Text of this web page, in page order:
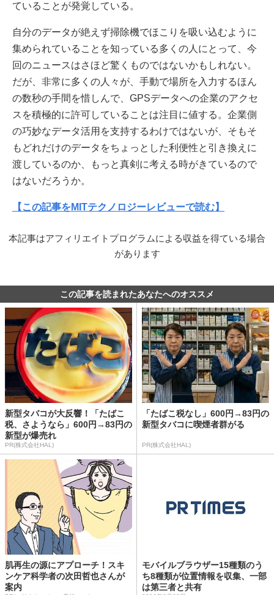
ていることが発覚している。
自分のデータが絶えず掃除機でほこりを吸い込むように
集められていることを知っている多くの人にとって、今
回のニュースはさほど驚くものではないかもしれない。
だが、非常に多くの人々が、手動で場所を入力するほん
の数秒の手間を惜しんで、GPSデータへの企業のアクセ
スを積極的に許可していることは注目に値する。企業側
の巧妙なデータ活用を支持するわけではないが、そもそ
もどれだけのデータをちょっとした利便性と引き換えに
渡しているのか、もっと真剣に考える時がきているので
はないだろうか。
【この記事をMITテクノロジーレビューで読む】
本記事はアフィリエイトプログラムによる収益を得ている場合
があります
この記事を読まれたあなたへのオススメ
新型タバコが大反響！「たばこ
税、さようなら」600円→83円の
新型が爆売れ
PR(株式会社HAL)
「たばこ税なし」600円→83円の
新型タバコに喫煙者群がる
PR(株式会社HAL)
肌再生の源にアプローチ！スキ
ンケア科学者の次田哲也さんが
案内
モバイルブラウザー15種類のう
ち8種類が位置情報を収集、一部
は第三者と共有